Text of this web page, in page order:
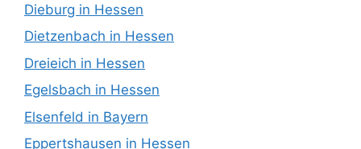
Dieburg in Hessen
Dietzenbach in Hessen
Dreieich in Hessen
Egelsbach in Hessen
Elsenfeld in Bayern
Eppertshausen in Hessen